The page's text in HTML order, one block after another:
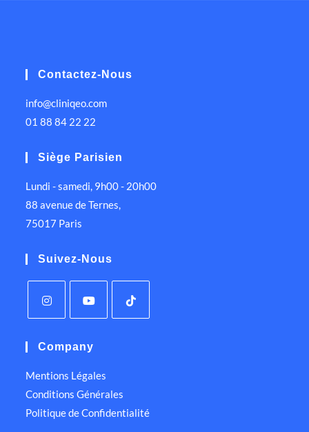
Contactez-Nous
info@cliniqeo.com
01 88 84 22 22
Siège Parisien
Lundi - samedi, 9h00 - 20h00
88 avenue de Ternes,
75017 Paris
Suivez-Nous
Company
Mentions Légales
Conditions Générales
Politique de Confidentialité